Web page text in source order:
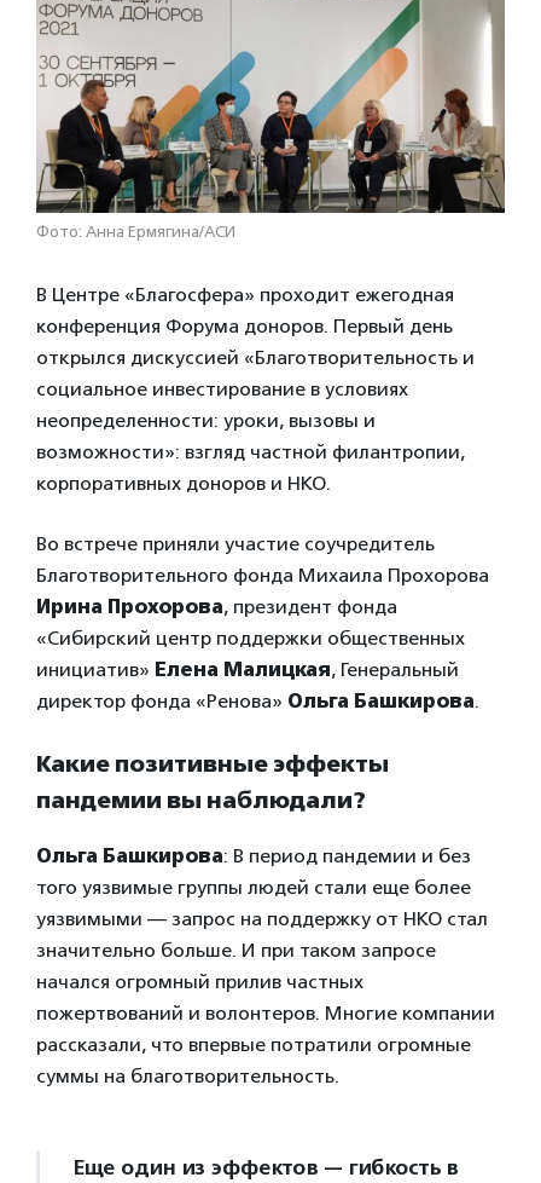
Фото: Анна Ермягина/АСИ
В Центре «Благосфера» проходит ежегодная
конференция Форума доноров. Первый день
открылся дискуссией «Благотворительность и
социальное инвестирование в условиях
неопределенности: уроки, вызовы и
возможности»: взгляд частной филантропии,
корпоративных доноров и НКО.
Во встрече приняли участие соучредитель
Благотворительного фонда Михаила Прохорова
Ирина Прохорова, президент фонда
«Сибирский центр поддержки общественных
инициатив» Елена Малицкая, Генеральный
директор фонда «Ренова» Ольга Башкирова.
Какие позитивные эффекты
пандемии вы наблюдали?
Ольга Башкирова: В период пандемии и без
того уязвимые группы людей стали еще более
уязвимыми — запрос на поддержку от НКО стал
значительно больше. И при таком запросе
начался огромный прилив частных
пожертвований и волонтеров. Многие компании
рассказали, что впервые потратили огромные
суммы на благотворительность.
Еще один из эффектов — гибкость в